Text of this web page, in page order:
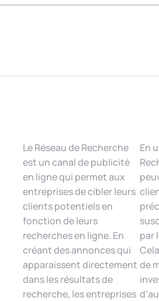
Le Réseau de Recherche
est un canal de publicité
en ligne qui permet aux
entreprises de cibler leurs
clients potentiels en
fonction de leurs
recherches en ligne. En
créant des annonces qui
apparaissent directement
dans les résultats de
recherche, les entreprises
En
par
de